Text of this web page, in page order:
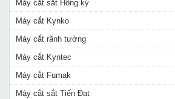
Máy cắt sắt Hồng ký
Máy cắt Kynko
Máy cắt rãnh tường
Máy cắt Kyntec
Máy cắt Fumak
Máy cắt sắt Tiến Đạt